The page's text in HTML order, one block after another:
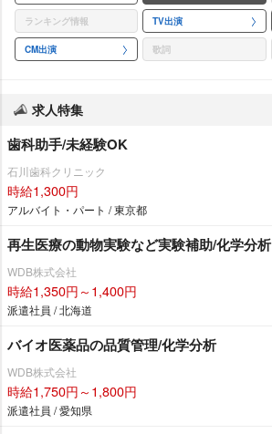
ランキング情報 TV出演
CM出演 歌詞
求人特集
歯科助手/未経験OK
石川歯科クリニック
時給1,300円
アルバイト・パート / 東京都
再生医療の動物実験など実験補助/化学分析
WDB株式会社
時給1,350円～1,400円
派遣社員 / 北海道
バイオ医薬品の品質管理/化学分析
WDB株式会社
時給1,750円～1,800円
派遣社員 / 愛知県